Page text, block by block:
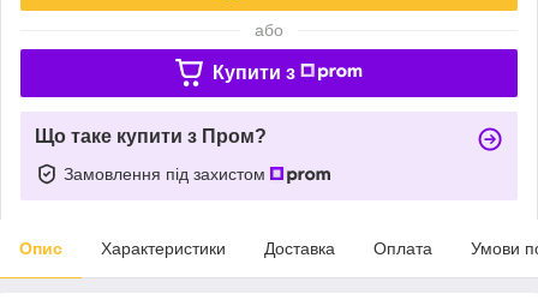
або
Купити з
Що таке купити з Пром?
Замовлення під захистом
Опис Характеристики Доставка Оплата Умови